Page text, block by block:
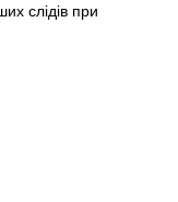
слідів при